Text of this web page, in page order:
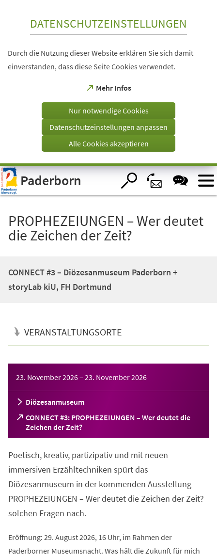
Visuelle
Assistenzsoftware
öffnen.
DATENSCHUTZEINSTELLUNGEN
Durch die Nutzung dieser Website erklären Sie sich damit
einverstanden, dass diese Seite Cookies verwendet.
Mehr Infos
(Öffnet
einem
Tab)
Nur notwendige Cookies
Datenschutzeinstellungen anpassen
Alle Cookies akzeptieren
Paderborn
PROPHEZEIUNGEN – Wer deutet
die Zeichen der Zeit?
CONNECT #3 – Diözesanmuseum Paderborn +
storyLab kiU, FH Dortmund
VERANSTALTUNGSORTE
23. November 2026– 23. November 2026
Diözesanmuseum
CONNECT #3: PROPHEZEIUNGEN – Wer deutet die
Zeichen der Zeit?
(Öffnet
in
neuen
Poetisch, kreativ, partizipativ und mit neuen
immersiven Erzähltechniken spürt das
Diözesanmuseum in der kommenden Ausstellung
PROPHEZEIUNGEN – Wer deutet die Zeichen der Zeit?
solchen Fragen nach.
Eröffnung: 29. August 2026, 16 Uhr, im Rahmen der
Paderborner Museumsnacht. Was hält die Zukunft für mich